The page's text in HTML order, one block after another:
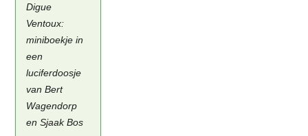
Digue
Ventoux:
miniboekje in
een
luciferdoosje
van Bert
Wagendorp
en Sjaak Bos